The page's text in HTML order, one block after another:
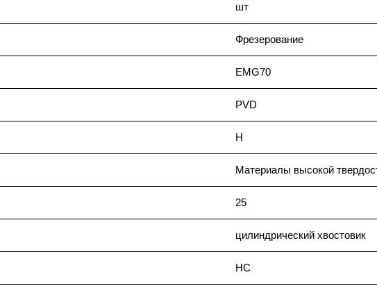
шт
Фрезерование
EMG70
PVD
H
Материалы высокой
25
цилиндрический хвостовик
HC